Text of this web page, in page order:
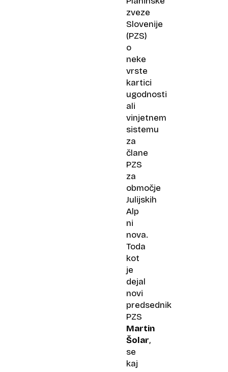
zveze
Slovenije
(PZS)
o
neke
vrste
kartici
ugodnosti
ali
vinjetnem
sistemu
za
člane
PZS
za
območje
Julijskih
Alp
ni
nova.
Toda
kot
je
dejal
novi
predsednik
PZS
Martin
Šolar,
se
kaj